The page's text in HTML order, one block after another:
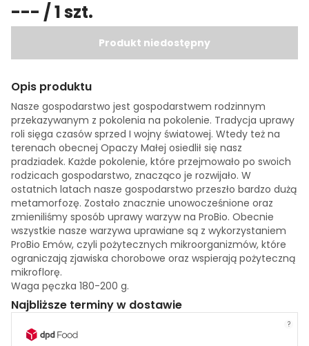
--- / 1 szt.
Produkt niedostępny
Opis produktu
Nasze gospodarstwo jest gospodarstwem rodzinnym
przekazywanym z pokolenia na pokolenie. Tradycja uprawy
roli sięga czasów sprzed I wojny światowej. Wtedy też na
terenach obecnej Opaczy Małej osiedlił się nasz
pradziadek. Każde pokolenie, które przejmowało po swoich
rodzicach gospodarstwo, znacząco je rozwijało. W
ostatnich latach nasze gospodarstwo przeszło bardzo dużą
metamorfozę. Zostało znacznie unowocześnione oraz
zmieniliśmy sposób uprawy warzyw na ProBio. Obecnie
wszystkie nasze warzywa uprawiane są z wykorzystaniem
ProBio Emów, czyli pożytecznych mikroorganizmów, które
ograniczają zjawiska chorobowe oraz wspierają pożyteczną
mikroflorę.
Waga pęczka 180-200 g.
Najbliższe terminy w dostawie
?